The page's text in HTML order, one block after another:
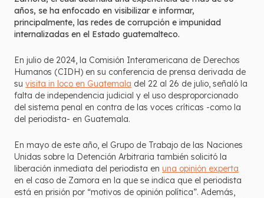
años, se ha enfocado en visibilizar e informar,
principalmente, las redes de corrupción e impunidad
internalizadas en el Estado guatemalteco.
En julio de 2024, la Comisión Interamericana de Derechos
Humanos (CIDH) en su conferencia de prensa derivada de
su visita in loco en Guatemala del 22 al 26 de julio, señaló la
falta de independencia judicial y el uso desproporcionado
del sistema penal en contra de las voces críticas -como la
del periodista- en Guatemala.
En mayo de este año, el Grupo de Trabajo de las Naciones
Unidas sobre la Detención Arbitraria también solicitó la
liberación inmediata del periodista en una opinión experta
en el caso de Zamora en la que se indica que el periodista
está en prisión por “motivos de opinión política”. Además,